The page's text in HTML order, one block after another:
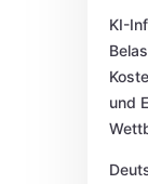
KI-
und